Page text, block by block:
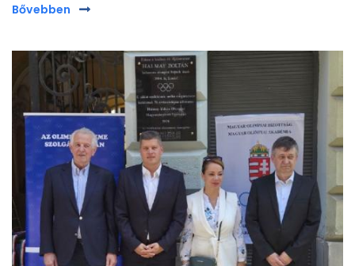
Bővebben